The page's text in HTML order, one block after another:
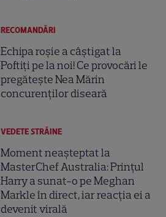
RECOMANDĂRI
Echipa roșie a câștigat la
Poftiți pe la noi! Ce provocări le
pregătește Nea Mărin
concurenților diseară
VEDETE STRĂINE
Moment neașteptat la
MasterChef Australia: Prințul
Harry a sunat-o pe Meghan
Markle în direct, iar reacția ei a
devenit virală